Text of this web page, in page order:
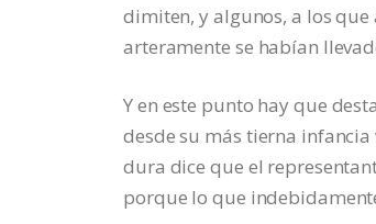
dimiten, y algunos, a los
arteramente se habían
Y en este punto hay que
desde su más tierna
dura dice que el
porque lo que